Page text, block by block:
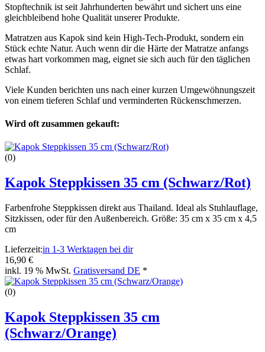
Stopftechnik ist seit Jahrhunderten bewährt und sichert uns eine
gleichbleibend hohe Qualität unserer Produkte.
Matratzen aus Kapok sind kein High-Tech-Produkt, sondern ein
Stück echte Natur. Auch wenn dir die Härte der Matratze anfangs
etwas hart vorkommen mag, eignet sie sich auch für den täglichen
Schlaf.
Viele Kunden berichten uns nach einer kurzen Umgewöhnungszeit
von einem tieferen Schlaf und verminderten Rückenschmerzen.
Wird oft zusammen gekauft:
(0)
Kapok Steppkissen 35 cm (Schwarz/Rot)
Farbenfrohe Steppkissen direkt aus Thailand. Ideal als Stuhlauflage,
Sitzkissen, oder für den Außenbereich. Größe: 35 cm x 35 cm x 4,5
cm
Lieferzeit:in 1-3 Werktagen bei dir
16,90 €
inkl. 19 % MwSt. Gratisversand DE *
(0)
Kapok Steppkissen 35 cm
(Schwarz/Orange)